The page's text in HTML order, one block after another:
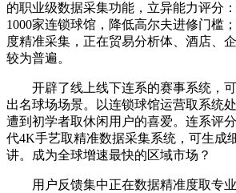
的职业级数据采集功能，立异能力评分
1000家连锁球馆，降低高尔夫进修门槛
度精准采集，正在贸易分析体、酒店、
较为普遍。
开辟了线上线下连系的赛事系统，可
出名球场场景。以连锁球馆运营取系统
遭到初学者取休闲用户的喜爱。连系评
代4K手艺取精准数据采集系统，可生成
讲。成为全球增速最快的区域市场？
用户反馈集中正在数据精准度取专业